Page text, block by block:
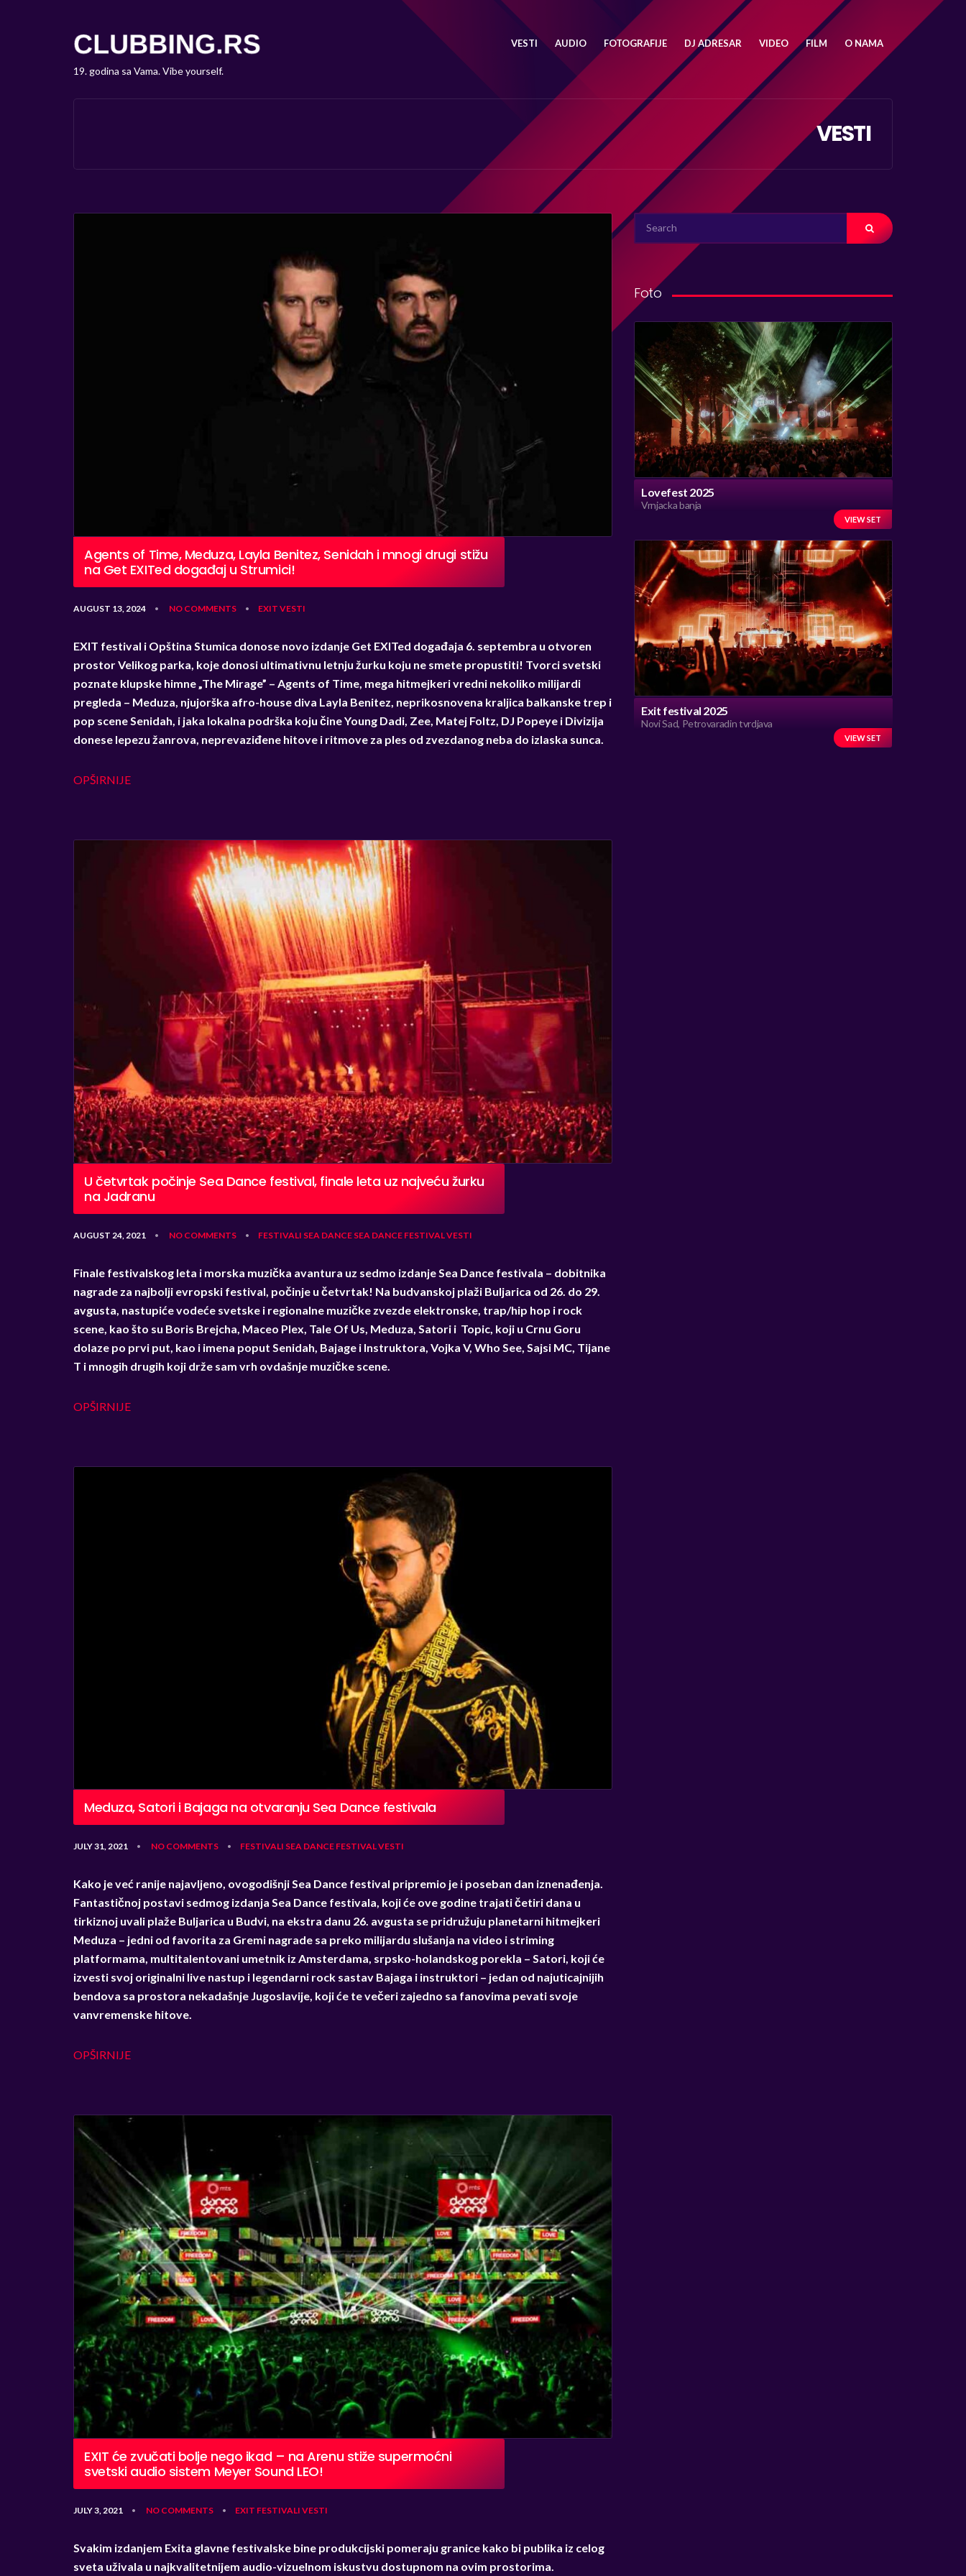
19. godina sa Vama. Vibe yourself.
VESTI AUDIO FOTOGRAFIJE DJ ADRESAR VIDEO FILM O NAMA
VESTI
Agents of Time, Meduza, Layla Benitez, Senidah i mnogi drugi stižu
na Get EXITed događaj u Strumici!
AUGUST 13, 2024 • NO COMMENTS • EXIT VESTI
EXIT festival i Opština Stumica donose novo izdanje Get EXITed događaja 6. septembra u otvoren
prostor Velikog parka, koje donosi ultimativnu letnju žurku koju ne smete propustiti! Tvorci svetski
poznate klupske himne „The Mirage” – Agents of Time, mega hitmejkeri vredni nekoliko milijardi
pregleda – Meduza, njujorška afro-house diva Layla Benitez, neprikosnovena kraljica balkanske trep i
pop scene Senidah, i jaka lokalna podrška koju čine Young Dadi, Zee, Matej Foltz, DJ Popeye i Divizija
donese lepezu žanrova, neprevaziđene hitove i ritmove za ples od zvezdanog neba do izlaska sunca.
OPŠIRNIJE
U četvrtak počinje Sea Dance festival, finale leta uz najveću žurku
na Jadranu
AUGUST 24, 2021 • NO COMMENTS • FESTIVALI SEA DANCE SEA DANCE FESTIVALVESTI
Finale festivalskog leta i morska muzička avantura uz sedmo izdanje Sea Dance festivala – dobitnika
nagrade za najbolji evropski festival, počinje u četvrtak! Na budvanskoj plaži Buljarica od 26. do 29.
avgusta, nastupiće vodeće svetske i regionalne muzičke zvezde elektronske, trap/hip hop i rock
scene, kao što su Boris Brejcha, Maceo Plex, Tale Of Us, Meduza, Satori i Topic, koji u Crnu Goru
dolaze po prvi put, kao i imena poput Senidah, Bajage i Instruktora, Vojka V, Who See, Sajsi MC, Tijane
T i mnogih drugih koji drže sam vrh ovdašnje muzičke scene.
OPŠIRNIJE
Meduza, Satori i Bajaga na otvaranju Sea Dance festivala
JULY 31, 2021 • NO COMMENTS • FESTIVALI SEA DANCE FESTIVALVESTI
Kako je već ranije najavljeno, ovogodišnji Sea Dance festival pripremio je i poseban dan iznenađenja.
Fantastičnoj postavi sedmog izdanja Sea Dance festivala, koji će ove godine trajati četiri dana u
tirkiznoj uvali plaže Buljarica u Budvi, na ekstra danu 26. avgusta se pridružuju planetarni hitmejkeri
Meduza – jedni od favorita za Gremi nagrade sa preko milijardu slušanja na video i striming
platformama, multitalentovani umetnik iz Amsterdama, srpsko-holandskog porekla – Satori, koji će
izvesti svoj originalni live nastup i legendarni rock sastav Bajaga i instruktori – jedan od najuticajnijih
bendova sa prostora nekadašnje Jugoslavije, koji će te večeri zajedno sa fanovima pevati svoje
vanvremenske hitove.
OPŠIRNIJE
EXIT će zvučati bolje nego ikad – na Arenu stiže supermoćni
svetski audio sistem Meyer Sound LEO!
JULY 3, 2021 • NO COMMENTS • EXIT FESTIVALI VESTI
Svakim izdanjem Exita glavne festivalske bine produkcijski pomeraju granice kako bi publika iz celog
sveta uživala u najkvalitetnijem audio-vizuelnom iskustvu dostupnom na ovim prostorima.
SEARCH
FOR:
Foto
Lovefest 2025
Vrnjacka banja
VIEW SET
Exit festival 2025
Novi Sad, Petrovaradin tvrdjava
VIEW SET